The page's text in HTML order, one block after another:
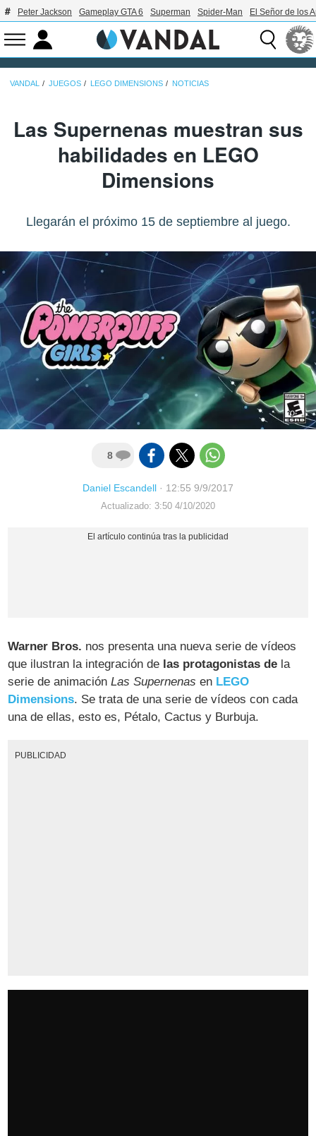
Peter Jackson Gameplay GTA 6 Superman Spider-Man El Señor de los
VANDAL JUEGOS LEGO DIMENSIONS NOTICIAS
Las Supernenas muestran sus
habilidades en LEGO
Dimensions
Llegarán el próximo 15 de septiembre al juego.
8
Daniel Escandell · 12:55 9/9/2017
Actualizado: 3:50 4/10/2020
Warner Bros. nos presenta una nueva serie de vídeos
que ilustran la integración de las protagonistas de la
serie de animaciónLas Supernenas en LEGO
Dimensions. Se trata de una serie de vídeos con cada
una de ellas, esto es, Pétalo, Cactus y Burbuja.
PUBLICIDAD